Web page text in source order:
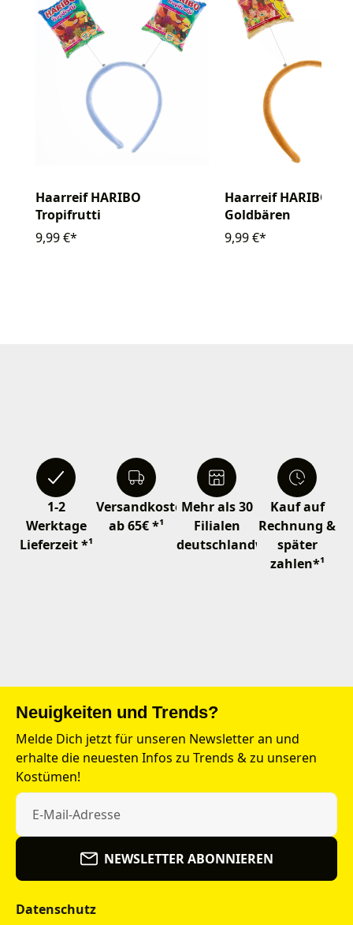
Haarreif HARIBO
Tropifrutti
9,99 €*
Haarreif HARIBO
Goldbären
9,99 €*
1-2
Werktage
Lieferzeit *¹
Versandkostenfrei
ab 65€ *¹
Mehr als 30
Filialen
deutschlandweit
Kauf auf
Rechnung &
später
zahlen*¹
Neuigkeiten und Trends?
Melde Dich jetzt für unseren Newsletter an und
erhalte die neuesten Infos zu Trends & zu unseren
Kostümen!
NEWSLETTER ABONNIEREN
Datenschutz